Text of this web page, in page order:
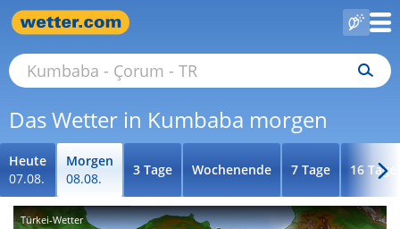
Das Wetter in Kumbaba morgen
Heute
07.08.
Morgen
08.08.
3 Tage Wochenende 7 Tage 16 Tage
Türkei-Wetter